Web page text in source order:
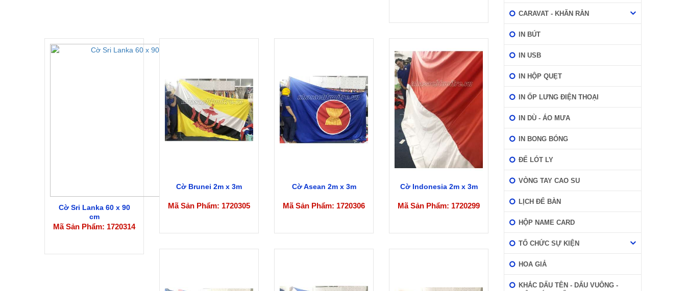
Cờ Sri Lanka 60 x 90
cm
Mã Sản Phẩm: 1720314
Cờ Brunei 2m x 3m
Mã Sản Phẩm: 1720305
Cờ Asean 2m x 3m
Mã Sản Phẩm: 1720306
Cờ Indonesia 2m x 3m
Mã Sản Phẩm: 1720299
CARAVAT - KHĂN RẰN
IN BÚT
IN USB
IN HỘP QUẸT
IN ỐP LƯNG ĐIỆN THOẠI
IN DÙ - ÁO MƯA
IN BONG BÓNG
ĐẾ LÓT LY
VÒNG TAY CAO SU
LỊCH ĐỂ BÀN
HỘP NAME CARD
TỔ CHỨC SỰ KIỆN
HOA GIẢ
KHẮC DẤU TÊN - DẤU VUÔNG -